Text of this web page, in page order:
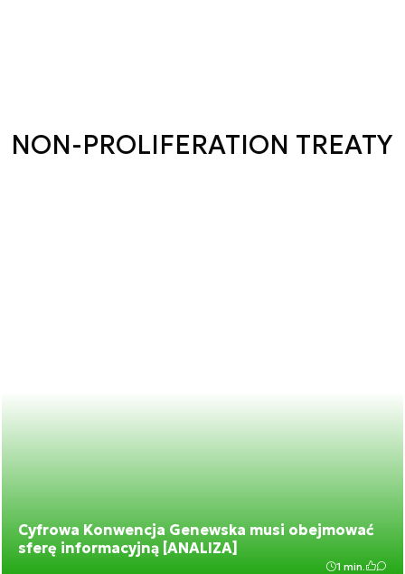
NON-PROLIFERATION TREATY
Cyfrowa Konwencja Genewska musi obejmować
sferę informacyjną [ANALIZA]
1 min.